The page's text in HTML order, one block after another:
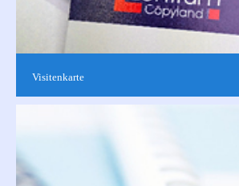
Visitenkarte
Repräsentative Visitenkarten sind nicht nur
unerlässlich. Gerne können Sie aus